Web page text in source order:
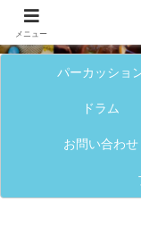
パーカッショ
ドラム
お問い合わせ
メニュー